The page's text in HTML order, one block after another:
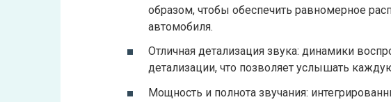
образом, чтобы обеспечить равномерное
автомобиля.
Отличная детализация звука: динамики
детализации, что позволяет услышать
Мощность и полнота звучания: